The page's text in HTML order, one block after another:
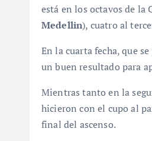
está en los octavos de la
Medellin), cuatro al
En la cuarta fecha, que
un buen resultado para
Mientras tanto en la
hicieron con el cupo al
final del ascenso.